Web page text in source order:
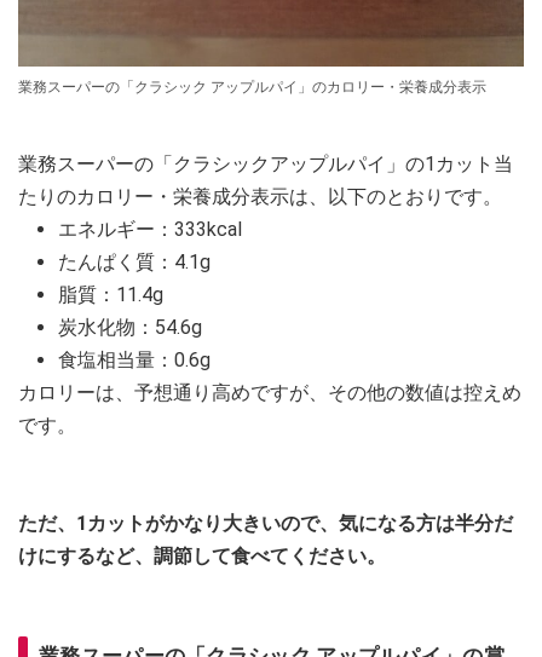
業務スーパーの「クラシック アップルパイ」のカロリー・栄養成分表示
業務スーパーの「クラシックアップルパイ」の1カット当
たりのカロリー・栄養成分表示は、以下のとおりです。
エネルギー：333kcal
たんぱく質：4.1g
脂質：11.4g
炭水化物：54.6g
食塩相当量：0.6g
カロリーは、予想通り高めですが、その他の数値は控えめ
です。
ただ、1カットがかなり大きいので、気になる方は半分だ
けにするなど、調節して食べてください。